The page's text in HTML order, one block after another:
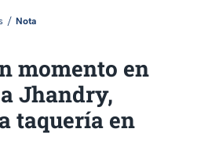
Nota
momento en
Jhandry,
taquería en